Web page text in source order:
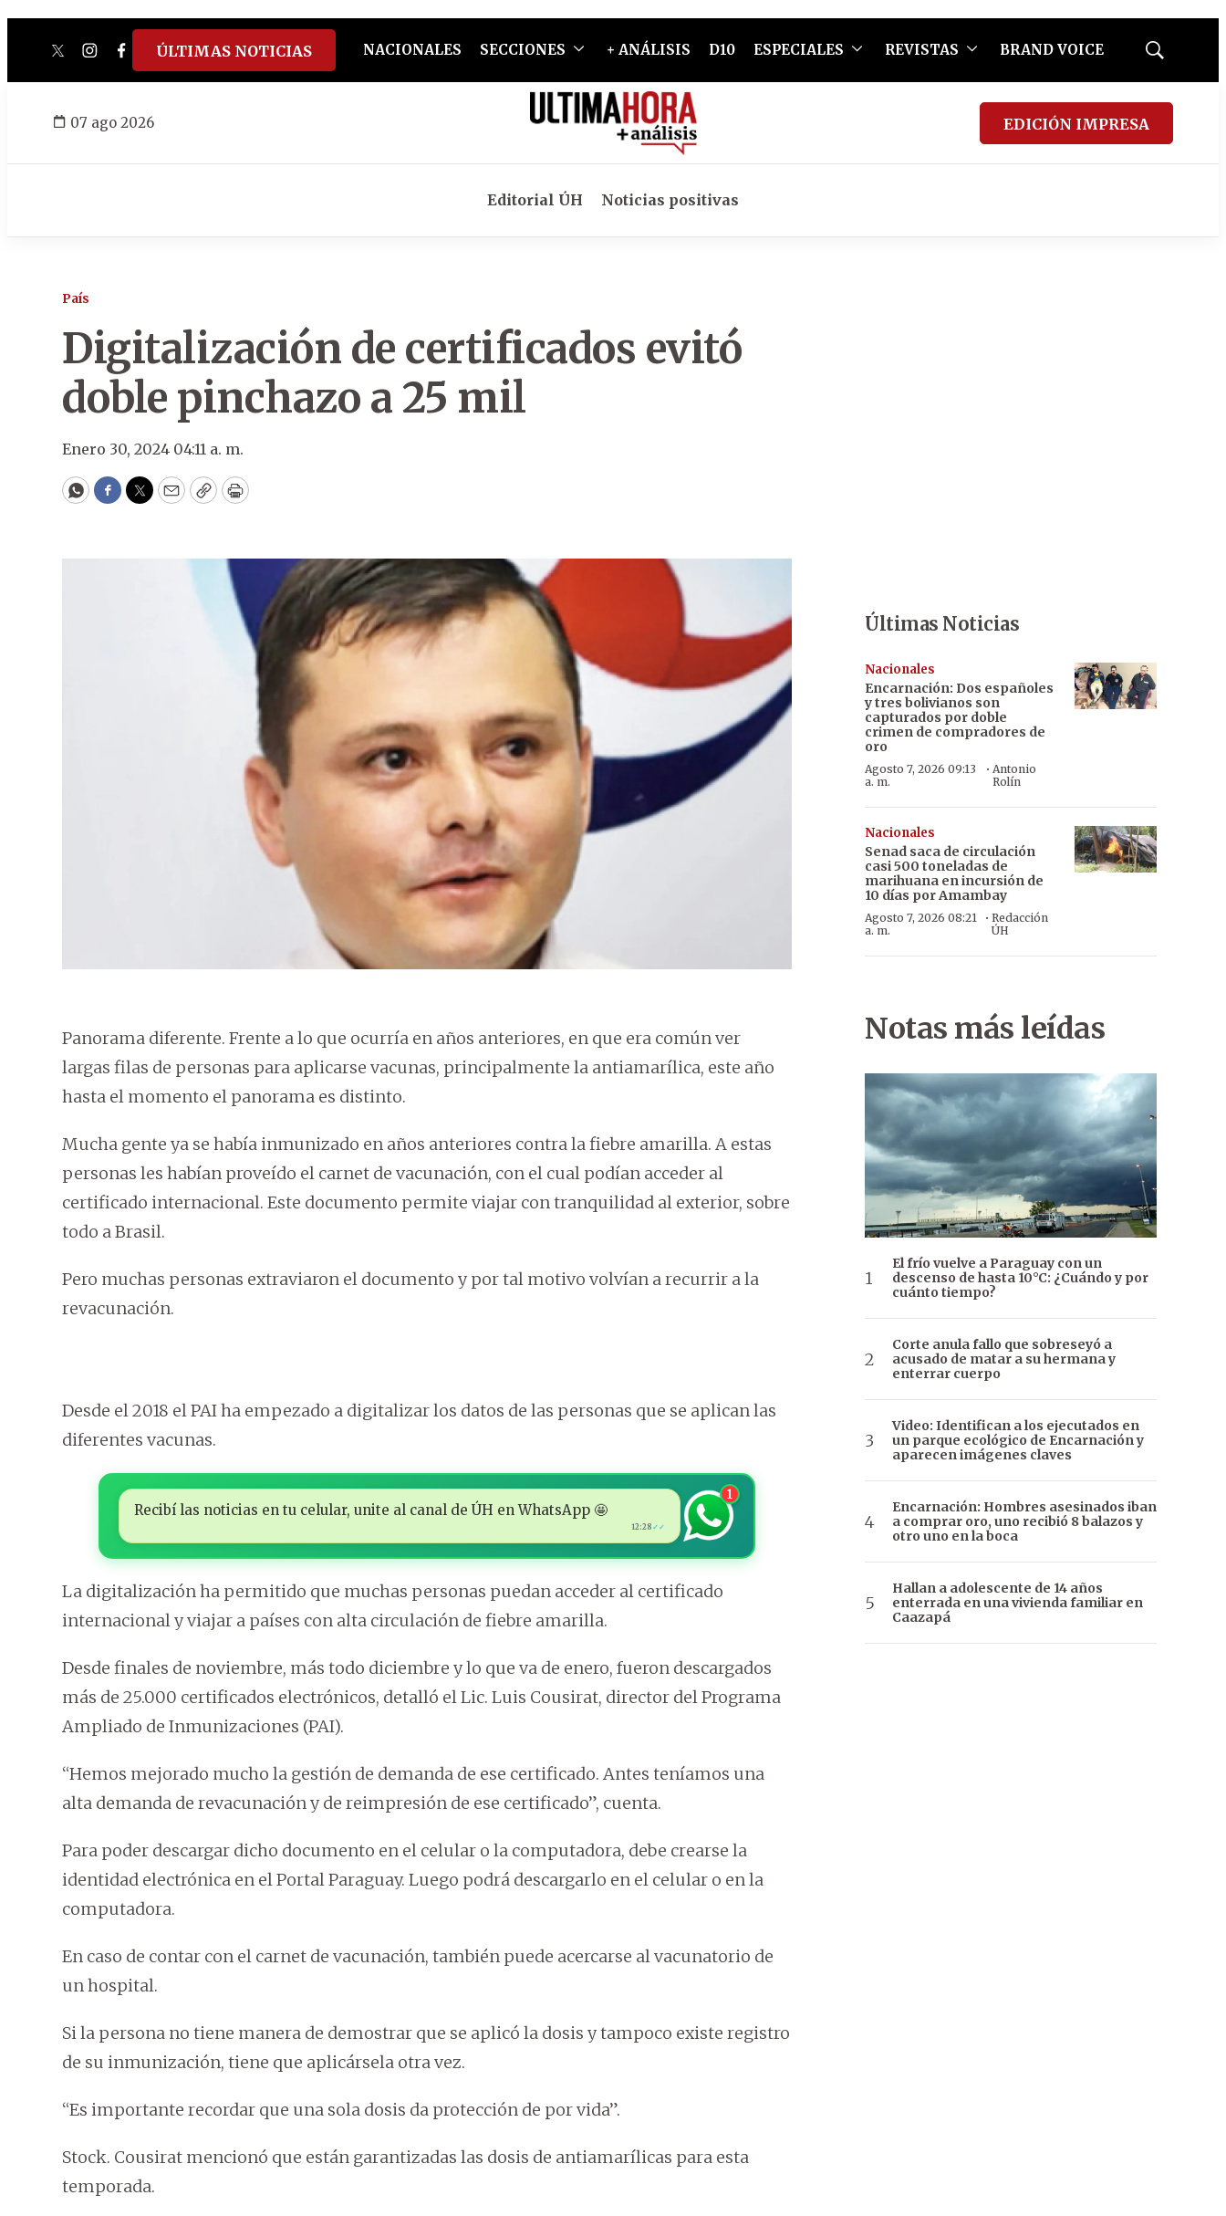
twitterinstagram
facebook
tiktokyoutube
spotify
ÚLTIMAS NOTICIAS NACIONALES SECCIONES + ANÁLISIS D10 ESPECIALES REVISTAS BRAND VOICE
Mostrar
07 ago 2026 EDICIÓN IMPRESA
Editorial ÚH Noticias positivas
País
Digitalización de certificados evitó
doble pinchazo a 25 mil
Enero 30, 2024 04:11 a. m.
WhatsApp
Facebook
Twitter
EmailCopyPrint
Panorama diferente. Frente a lo que ocurría en años anteriores, en que era común ver
largas filas de personas para aplicarse vacunas, principalmente la antiamarílica, este año
hasta el momento el panorama es distinto.
Mucha gente ya se había inmunizado en años anteriores contra la fiebre amarilla. A estas
personas les habían proveído el carnet de vacunación, con el cual podían acceder al
certificado internacional. Este documento permite viajar con tranquilidad al exterior, sobre
todo a Brasil.
Pero muchas personas extraviaron el documento y por tal motivo volvían a recurrir a la
revacunación.
Desde el 2018 el PAI ha empezado a digitalizar los datos de las personas que se aplican las
diferentes vacunas.
Recibí las noticias en tu celular, unite al canal de ÚH en WhatsApp 🤩
12:28 ✓✓
1
La digitalización ha permitido que muchas personas puedan acceder al certificado
internacional y viajar a países con alta circulación de fiebre amarilla.
Desde finales de noviembre, más todo diciembre y lo que va de enero, fueron descargados
más de 25.000 certificados electrónicos, detalló el Lic. Luis Cousirat, director del Programa
Ampliado de Inmunizaciones (PAI).
“Hemos mejorado mucho la gestión de demanda de ese certificado. Antes teníamos una
alta demanda de revacunación y de reimpresión de ese certificado”, cuenta.
Para poder descargar dicho documento en el celular o la computadora, debe crearse la
identidad electrónica en el Portal Paraguay. Luego podrá descargarlo en el celular o en la
computadora.
En caso de contar con el carnet de vacunación, también puede acercarse al vacunatorio de
un hospital.
Si la persona no tiene manera de demostrar que se aplicó la dosis y tampoco existe registro
de su inmunización, tiene que aplicársela otra vez.
“Es importante recordar que una sola dosis da protección de por vida”.
Stock. Cousirat mencionó que están garantizadas las dosis de antiamarílicas para esta
temporada.
Últimas Noticias
Nacionales
Encarnación: Dos españoles
y tres bolivianos son
capturados por doble
crimen de compradores de
oro
Agosto 7, 2026 09:13
a. m.
·Antonio
Rolín
Nacionales
Senad saca de circulación
casi 500 toneladas de
marihuana en incursión de
10 días por Amambay
Agosto 7, 2026 08:21
a. m.
·Redacción
ÚH
Notas más leídas
El frío vuelve a Paraguay con un
descenso de hasta 10°C: ¿Cuándo y por
cuánto tiempo?
Corte anula fallo que sobreseyó a
acusado de matar a su hermana y
enterrar cuerpo
Video: Identifican a los ejecutados en
un parque ecológico de Encarnación y
aparecen imágenes claves
Encarnación: Hombres asesinados iban
a comprar oro, uno recibió 8 balazos y
otro uno en la boca
Hallan a adolescente de 14 años
enterrada en una vivienda familiar en
Caazapá